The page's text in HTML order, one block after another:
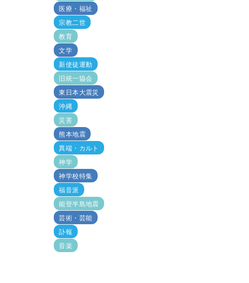
医療・福祉
宗教二世
教育
文学
新使徒運動
旧統一協会
東日本大震災
沖縄
災害
熊本地震
異端・カルト
神学
神学校特集
福音派
能登半島地震
芸術・芸能
訃報
音楽